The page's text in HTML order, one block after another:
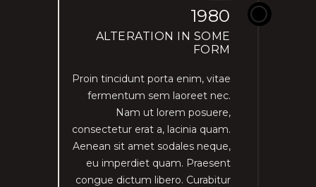
1980
ALTERATION IN SOME
FORM
Proin tincidunt porta enim, vitae
fermentum sem laoreet nec.
Nam ut lorem posuere,
consectetur erat a, lacinia quam.
Aenean sit amet sodales neque,
eu imperdiet quam. Praesent
congue dictum libero. Curabitur